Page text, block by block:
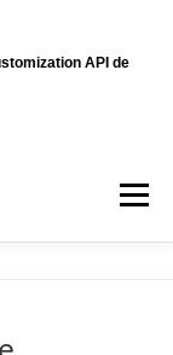
API de
Menú